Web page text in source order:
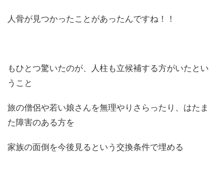
人骨が見つかったことがあったんですね！！
もひとつ驚いたのが、人柱も立候補する方がいたとい
うこと
旅の僧侶や若い娘さんを無理やりさらったり、はたま
た障害のある方を
家族の面倒を今後見るという交換条件で埋める